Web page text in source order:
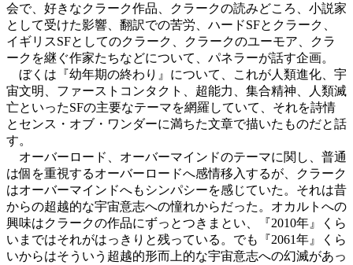
会で、好きなクラーク作品、クラークの読みどころ、小説家
として受けた影響、翻訳での苦労、ハードSFとクラーク、
イギリスSFとしてのクラーク、クラークのユーモア、クラ
ークを継ぐ作家たちなどについて、パネラーが話す企画。
ぼくは『幼年期の終わり』について、これが人類進化、宇
宙文明、ファーストコンタクト、超能力、集合精神、人類滅
亡といったSFの主要なテーマを網羅していて、それを詩情
とセンス・オブ・ワンダーに満ちた文章で描いたものだと話
す。
オーバーロード、オーバーマインドのテーマに関し、普通
は個を重視するオーバーロードへ感情移入するが、クラーク
はオーバーマインドへもシンパシーを感じていた。それは昔
からの超越的な宇宙意志への憧れからだった。オカルトへの
興味はクラークの作品にずっとつきまとい、『2010年』くら
いまではそれがはっきりと残っている。でも『2061年』くら
いからはそういう超越的形而上的な宇宙意志への幻滅があっ